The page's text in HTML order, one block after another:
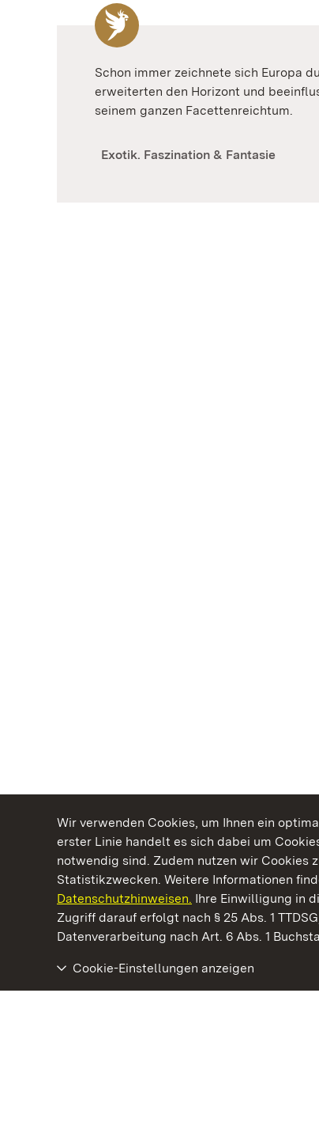
Wir verwenden Cookies, um Ihnen ein
erster Linie handelt es sich dabei um
notwendig sind. Zudem nutzen wir Cookies
Statistikzwecken. Weitere Informationen
Datenschutzhinweisen. Ihre Einwilligung in
Zugriff darauf erfolgt nach § 25 Abs. 1
Datenverarbeitung nach Art. 6 Abs. 1
Cookie-Einstellungen anzeigen
Schon immer zeichnete sich Europa
erweiterten den Horizont und
seinem ganzen Facettenreichtum.
Exotik. Faszination & Fantasie
Kommen. Staunen. Genießen.